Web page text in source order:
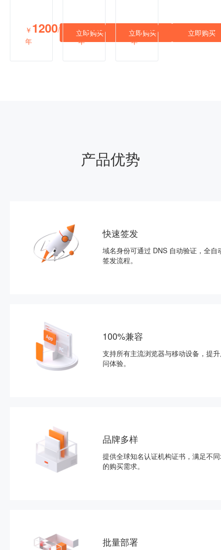
￥ 1200/
年
立即购买
￥5800
年
立即购买
￥12000
年
立即购买
产品优势
快速签发
域名身份可通过 DNS 自动验证，全自
签发流程。
100%兼容
支持所有主流浏览器与移动设备，提
问体验。
品牌多样
提供全球知名认证机构证书，满足不
的购买需求。
批量部署